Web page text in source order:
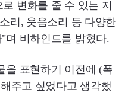
변화를 줄 수 있는 지
리, 웃음소리 등 다양한
며 비하인드를 밝혔다.
을 표현하기 이전에 (폭
주고 싶었다고 생각했